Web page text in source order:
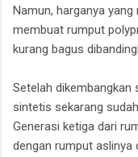
Namun, harganya
membuat rumput
kurang bagus
Setelah dikembangkan
sintetis sekarang
Generasi ketiga dari
dengan rumput aslinya